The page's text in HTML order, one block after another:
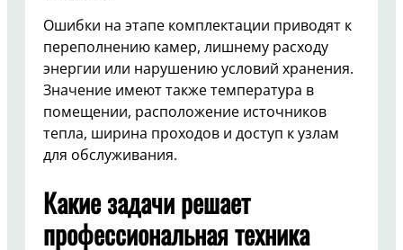
Ошибки на этапе комплектации приводят к
переполнению камер, лишнему расходу
энергии или нарушению условий хранения.
Значение имеют также температура в
помещении, расположение источников
тепла, ширина проходов и доступ к узлам
для обслуживания.
Какие задачи решает
профессиональная техника